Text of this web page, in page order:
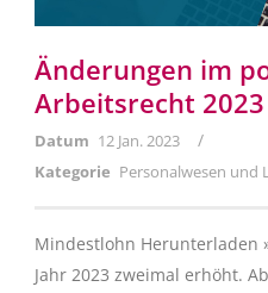
Änderungen im
Arbeitsrecht 2023
Datum 12 Jan. 2023 /
Kategorie Personalwesen und
Mindestlohn Herunterladen
Jahr 2023 zweimal erhöht.